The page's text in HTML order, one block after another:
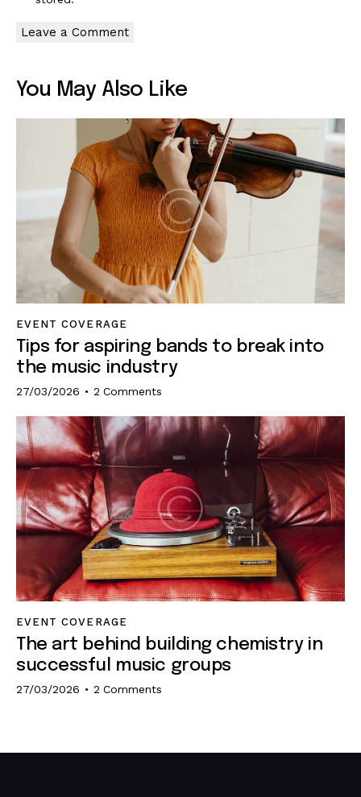
You May Also Like
EVENT COVERAGE
Tips for aspiring bands to break into
the music industry
27/03/2026 2 Comments
EVENT COVERAGE
The art behind building chemistry in
successful music groups
27/03/2026 2 Comments